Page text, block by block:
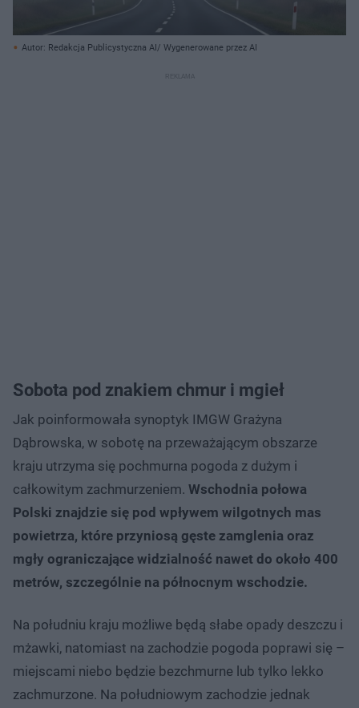
Autor: Redakcja Publicystyczna AI/ Wygenerowane przez AI
Sobota pod znakiem chmur i mgieł
Jak poinformowała synoptyk IMGW Grażyna
Dąbrowska, w sobotę na przeważającym obszarze
kraju utrzyma się pochmurna pogoda z dużym i
całkowitym zachmurzeniem. Wschodnia połowa
Polski znajdzie się pod wpływem wilgotnych mas
powietrza, które przyniosą gęste zamglenia oraz
mgły ograniczające widzialność nawet do około 400
metrów, szczególnie na północnym wschodzie.
Na południu kraju możliwe będą słabe opady deszczu i
mżawki, natomiast na zachodzie pogoda poprawi się –
miejscami niebo będzie bezchmurne lub tylko lekko
zachmurzone. Na południowym zachodzie jednak